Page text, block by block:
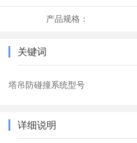
产品规格：
关键词
塔吊防碰撞系统型号
详细说明